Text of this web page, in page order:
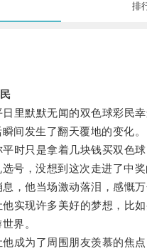
排
默默无闻的双色球彩民幸
间发生了翻天覆地的变化。
只是拿着几块钱买双色球
号，没想到这次走进了中奖
他当场激动落泪，感慨万
现许多美好的梦想，比如
界。
为了周围朋友羡慕的焦点